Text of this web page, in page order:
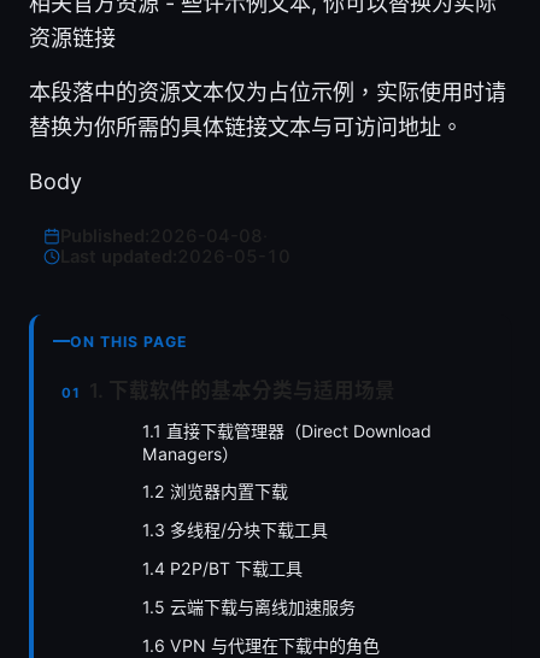
资源链接
本段落中的资源文本仅为占位示例，实际使用时请
替换为你所需的具体链接文本与可访问地址。
Body
Last updated:
ON THIS PAGE
1.1 直接下载管理器（Direct Download
Managers）
1.2 浏览器内置下载
1.3 多线程/分块下载工具
1.4 P2P/BT 下载工具
1.5 云端下载与离线加速服务
1.6 VPN 与代理在下载中的角色